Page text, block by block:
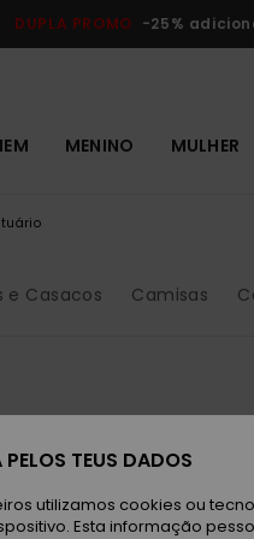
DUPLA PROMO -25%
MENINO MULHER
e Casacos Camisas
TEUS DADOS
utilizamos cookies ou
Esta informação